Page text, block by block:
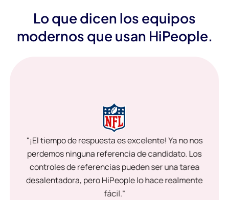
Lo que dicen los equipos
modernos que usan HiPeople.
"¡El tiempo de respuesta es excelente! Ya no nos
perdemos ninguna referencia de candidato. Los
controles de referencias pueden ser una tarea
desalentadora, pero HiPeople lo hace realmente
fácil."